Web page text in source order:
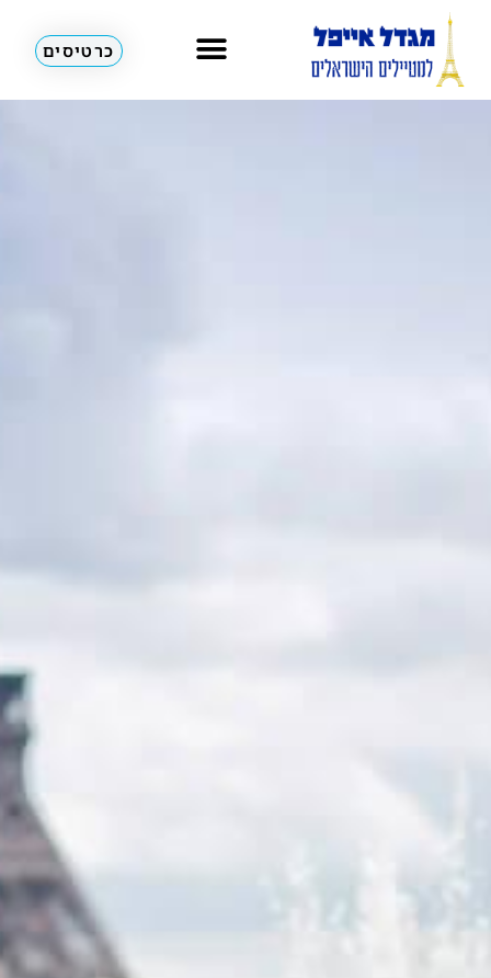
כרטיסים